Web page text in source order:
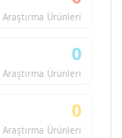
Araştırma Ürünleri
0
Araştırma Ürünleri
0
Araştırma Ürünleri